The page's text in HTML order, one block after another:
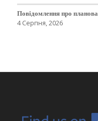
Повідомлення про
4 Серпня, 2026